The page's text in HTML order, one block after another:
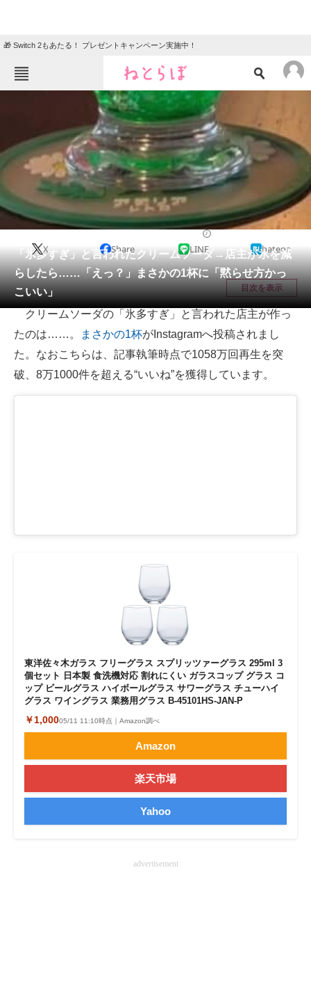
🎁 Switch 2もあたる！ プレゼントキャンペーン実施中！
ねとらぼメニュー
ニュース
エンタメ クイズ
グルメ 地域
住まい 教育・育児
リサーチ
会員記事
メディア
注目記事を集めた総合ページ
ITの今と未来を見通す
スマホと通信の最新トレンド
ITエンジニア向け専門サイト
企業向けIT製品の総合サイト
IT製品の技術・比較・事例
製造業のIT導入・活用を支援
エレクトロニクス専門サイト
「氷多すぎ」と言われたクリームソーダ→店主が氷を減
らしたら……「えっ？」まさかの1杯に「黙らせ方かっ
こいい」
X Share LINE hatena
目次を表示
クリームソーダの「氷多すぎ」と言われた店主が作っ
たのは……。
まさかの1杯がInstagramへ投稿されまし
た。なおこちらは、記事執筆時点で1058万回再生を突
破、8万1000件を超える“いいね”を獲得しています。
東洋佐々木ガラス フリーグラス スプリッツァーグラス 295ml 3
個セット 日本製 食洗機対応 割れにくい ガラスコップ グラス コ
ップ ビールグラス ハイボールグラス サワーグラス チューハイ
グラス ワイングラス 業務用グラス B-45101HS-JAN-P
￥1,00005/11 11:10時点｜Amazon調べ
Amazon
楽天市場
Yahoo
advertisement